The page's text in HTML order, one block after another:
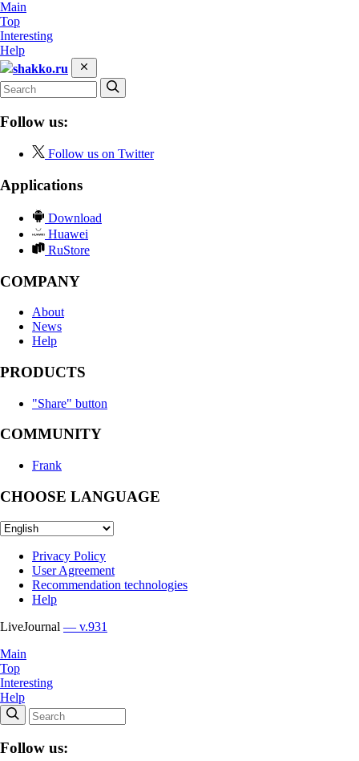
Main
Top
Interesting
Help
shakko.ru
Follow us:
Follow us on Twitter
Applications
Download
Huawei
RuStore
COMPANY
About
News
Help
PRODUCTS
"Share" button
COMMUNITY
Frank
CHOOSE LANGUAGE
Privacy Policy
User Agreement
Recommendation technologies
Help
LiveJournal — v.931
Main
Top
Interesting
Help
Follow us: